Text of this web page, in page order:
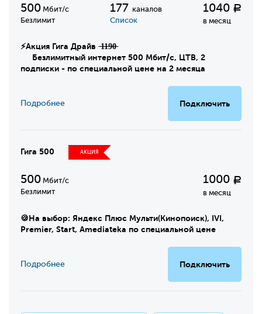
500 Мбит/с
Безлимит
177 каналов
Список
1040 Р
в месяц
⚡Акция Гига Драйв ̶1̶1̶9̶0̶
Безлимитный интернет 500 Мбит/с, ЦТВ, 2
подписки - по специальной цене на 2 месяца
Подключить
Подробнее
Гига 500 АКЦИЯ
500 Мбит/с
Безлимит
1000 Р
в месяц
🍪На выбор: Яндекс Плюс Мульти(Кинопоиск), IVI,
Premier, Start, Amediateka по специальной цене
Подключить
Подробнее